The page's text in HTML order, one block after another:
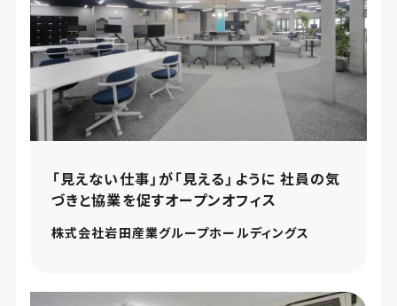
「見えない仕事」が「見える」ように 社員の気
づきと協業を促すオープンオフィス
株式会社岩田産業グループホールディングス